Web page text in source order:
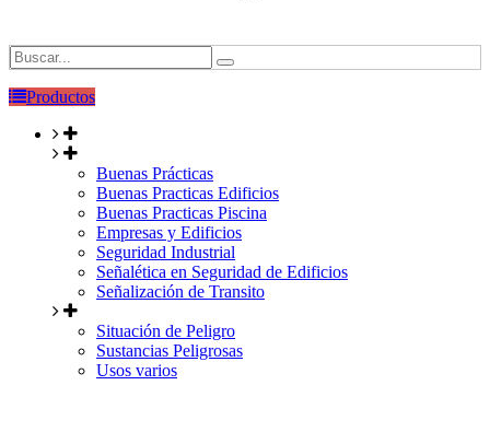
Productos
Buenas Prácticas
Buenas Practicas Edificios
Buenas Practicas Piscina
Empresas y Edificios
Seguridad Industrial
Señalética en Seguridad de Edificios
Señalización de Transito
Situación de Peligro
Sustancias Peligrosas
Usos varios